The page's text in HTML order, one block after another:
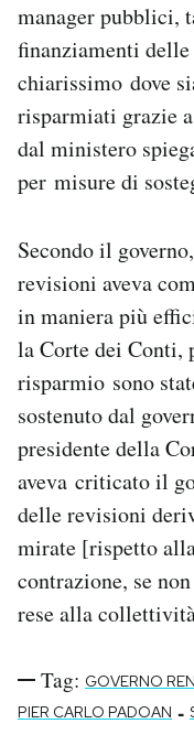
manager pubblici,
finanziamenti
chiarissimo dove
risparmiati grazie
dal ministero
per misure di
Secondo il
revisioni aveva
in maniera più
la Corte dei Conti,
risparmio sono
sostenuto dal
presidente della
aveva criticato il
delle revisioni
mirate [rispetto
contrazione, se
rese alla
Tag: GOVERNO
PIER CARLO PADOAN -